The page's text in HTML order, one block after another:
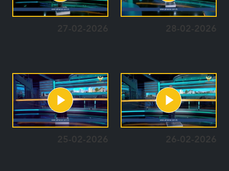
28-02-2026
27-02-2026
26-02-2026
25-02-2026